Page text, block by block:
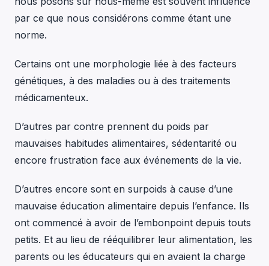
par ce que nous considérons comme étant une
norme.
Certains ont une morphologie liée à des facteurs
génétiques, à des maladies ou à des traitements
médicamenteux.
D’autres par contre prennent du poids par
mauvaises habitudes alimentaires, sédentarité ou
encore frustration face aux événements de la vie.
D’autres encore sont en surpoids à cause d’une
mauvaise éducation alimentaire depuis l’enfance. Ils
ont commencé à avoir de l’embonpoint depuis touts
petits. Et au lieu de rééquilibrer leur alimentation, les
parents ou les éducateurs qui en avaient la charge